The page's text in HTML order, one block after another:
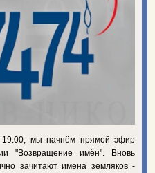
19:00, мы начнём прямой эфир
"Возвращение имён". Вновь
зачитают имена земляков -